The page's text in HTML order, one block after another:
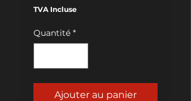
TVA Incluse
Quantité *
Ajouter au panier